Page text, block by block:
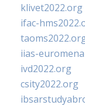
klivet2022.org
ifac-
iias-
ivd2022.org
csity2022.org